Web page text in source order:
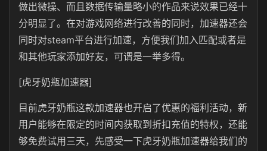
做出微操、而且数据传输量略小的作品来说效果已经十
分明显了。在对游戏网络进行改善的同时，加速器还会
同时对steam平台进行加速，方便我们加入匹配或者是
和其他玩家添加好友，可谓是一举多得。
[虎牙奶瓶加速器]
目前虎牙奶瓶这款加速器也开启了优惠的福利活动，新
用户能够在限定的时间内获取到折扣充值的特权，还能
够免费试用三天，先感受一下虎牙奶瓶加速器给我们的